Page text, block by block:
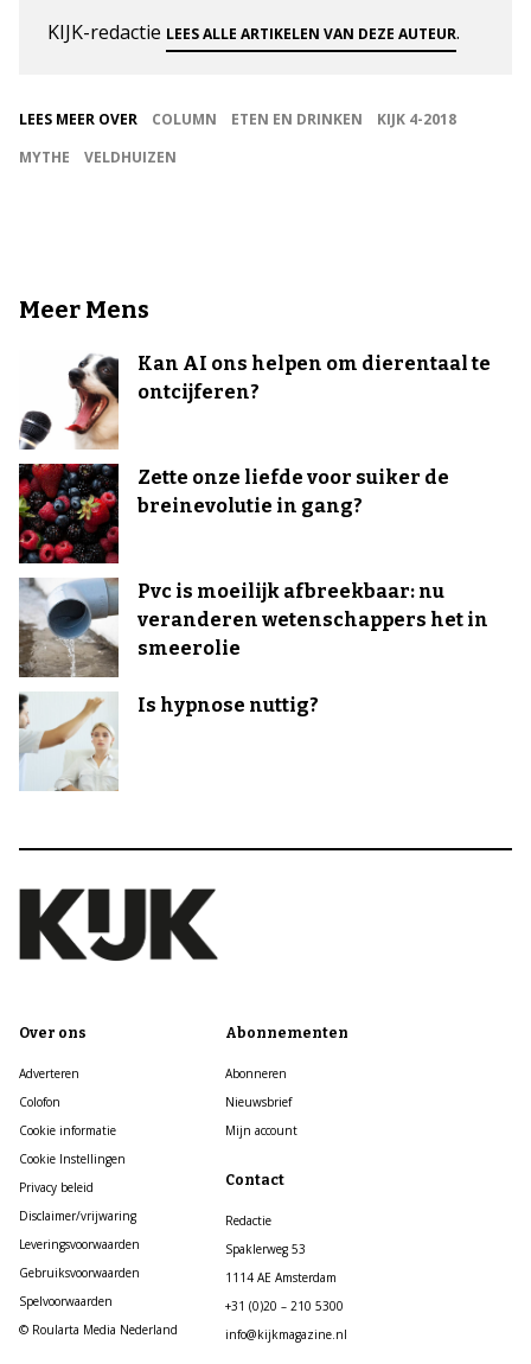
KIJK-redactie LEES ALLE ARTIKELEN VAN DEZE AUTEUR.
LEES MEER OVER COLUMN ETEN EN DRINKEN
KIJK 4-2018
MYTHE
VELDHUIZEN
Meer Mens
Kan AI ons helpen om dierentaal te
ontcijferen?
Zette onze liefde voor suiker de
breinevolutie in gang?
Pvc is moeilijk afbreekbaar: nu
veranderen wetenschappers het in
smeerolie
Is hypnose nuttig?
Over ons
Adverteren
Colofon
Cookie informatie
Cookie Instellingen
Privacy beleid
Disclaimer/vrijwaring
Leveringsvoorwaarden
Gebruiksvoorwaarden
Spelvoorwaarden
© Roularta Media Nederland
Abonnementen
Abonneren
Nieuwsbrief
Mijn account
Contact
Redactie
Spaklerweg 53
1114 AE Amsterdam
+31 (0)20 – 210 5300
info@kijkmagazine.nl